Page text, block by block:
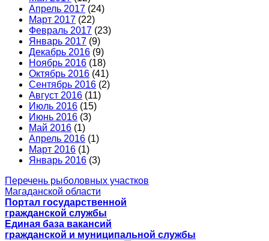
Апрель 2017 (24)
Март 2017 (22)
Февраль 2017 (23)
Январь 2017 (9)
Декабрь 2016 (9)
Ноябрь 2016 (18)
Октябрь 2016 (41)
Сентябрь 2016 (2)
Август 2016 (11)
Июль 2016 (15)
Июнь 2016 (3)
Май 2016 (1)
Апрель 2016 (1)
Март 2016 (1)
Январь 2016 (3)
Перечень рыболовных участков
Магаданской области
Портал государственной
гражданской службы
Единая база вакансий
гражданской и муниципальной службы